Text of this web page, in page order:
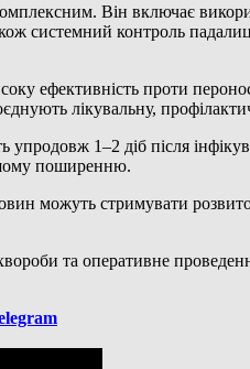
Він включає
системний контроль
ефективність проти
лікувальну,
1–2 діб після
поширенню.
можуть стримувати
та оперативне